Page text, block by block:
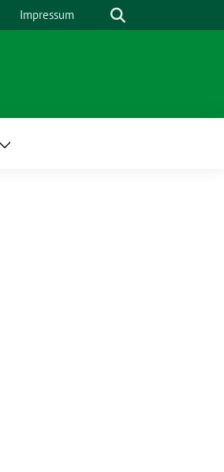
Impressum Suche
Zeige